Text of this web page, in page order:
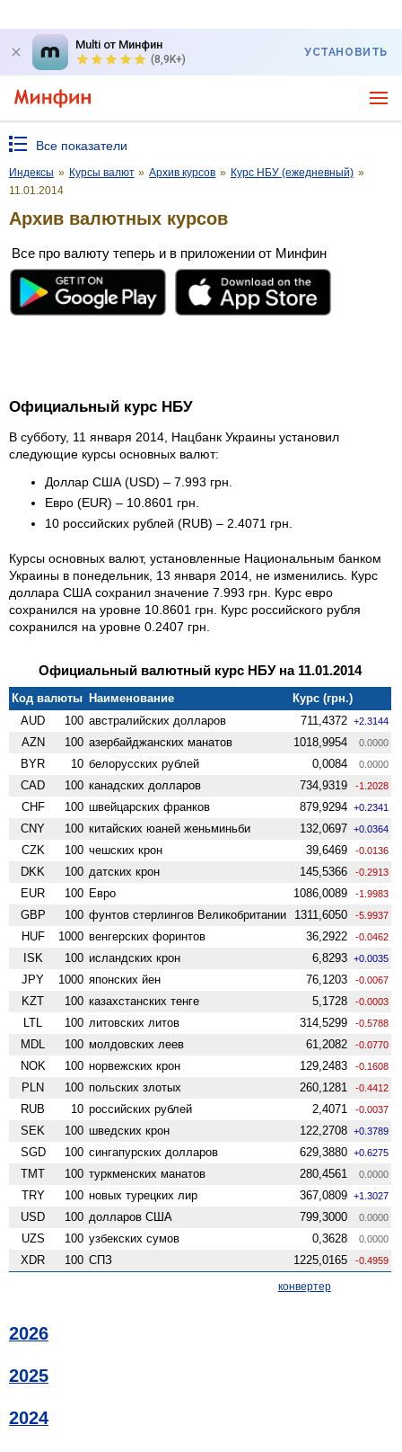
Multi от Минфин
(8,9K+)
УСТАНОВИТЬ
Все показатели
Индексы » Курсы валют » Архив курсов » Курс НБУ (ежедневный) »
11.01.2014
Архив валютных курсов
Все про валюту теперь и в приложении от Минфин
Официальный курс НБУ
В субботу, 11 января 2014, Нацбанк Украины установил
следующие курсы основных валют:
Доллар США (USD) – 7.993 грн.
Евро (EUR) – 10.8601 грн.
10 российских рублей (RUB) – 2.4071 грн.
Курсы основных валют, установленные Национальным банком
Украины в понедельник, 13 января 2014, не изменились. Курс
доллара США сохранил значение 7.993 грн. Курс евро
сохранился на уровне 10.8601 грн. Курс российского рубля
сохранился на уровне 0.2407 грн.
Официальный валютный курс НБУ на 11.01.2014
Код валюты Наименование
Курс (грн.)
AUD
100 австралийских долларов 711,4372 +2.3144
AZN 100 азербайджанских манатов 1018,9954 0.0000
BYR 10 белорусских рублей 0,0084 0.0000
CAD 100 канадских долларов 734,9319 -1.2028
CHF 100 швейцарских франков 879,9294 +0.2341
CNY 100 китайских юаней женьминьби 132,0697 +0.0364
CZK 100 чешских крон 39,6469 -0.0136
DKK 100 датских крон 145,5366 -0.2913
EUR 100 Евро 1086,0089 -1.9983
GBP 100 фунтов стерлингов Велико­британии 1311,6050 -5.9937
HUF 1000 венгерских форинтов 36,2922 -0.0462
ISK 100 исландских крон 6,8293 +0.0035
JPY 1000 японских йен 76,1203 -0.0067
KZT 100 казахстанских тенге 5,1728 -0.0003
LTL 100 литовских литов 314,5299 -0.5788
MDL 100 молдовских леев 61,2082 -0.0770
NOK 100 норвежских крон 129,2483 -0.1608
PLN 100 польских злотых 260,1281 -0.4412
RUB 10 российских рублей 2,4071 -0.0037
SEK 100 шведских крон 122,2708 +0.3789
SGD 100 сингапурских долларов 629,3880 +0.6275
TMT 100 туркменских манатов 280,4561 0.0000
TRY 100 новых турецких лир 367,0809 +1.3027
USD 100 долларов США 799,3000 0.0000
UZS 100 узбекских сумов 0,3628 0.0000
XDR 100 СПЗ 1225,0165 -0.4959
конвертер
2026
2025
2024